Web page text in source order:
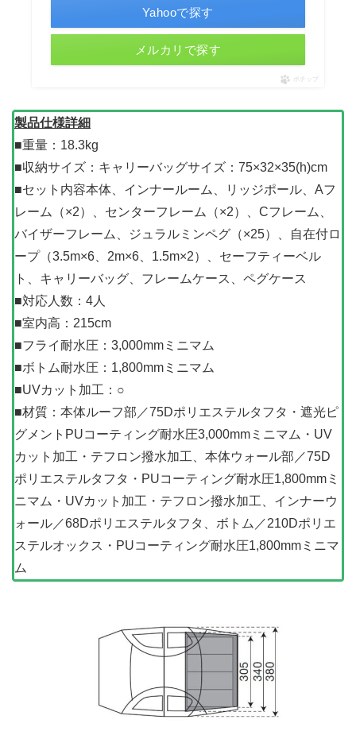
Yahooで探す
メルカリで探す
ポチップ
製品仕様詳細
■重量：18.3kg
■収納サイズ：キャリーバッグサイズ：75×32×35(h)cm
■セット内容本体、インナールーム、リッジポール、Aフ
レーム（×2）、センターフレーム（×2）、Cフレーム、
バイザーフレーム、ジュラルミンペグ（×25）、自在付ロ
ープ（3.5m×6、2m×6、1.5m×2）、セーフティーベル
ト、キャリーバッグ、フレームケース、ペグケース
■対応人数：4人
■室内高：215cm
■フライ耐水圧：3,000mmミニマム
■ボトム耐水圧：1,800mmミニマム
■UVカット加工：○
■材質：本体ルーフ部／75Dポリエステルタフタ・遮光ピ
グメントPUコーティング耐水圧3,000mmミニマム・UV
カット加工・テフロン撥水加工、本体ウォール部／75D
ポリエステルタフタ・PUコーティング耐水圧1,800mmミ
ニマム・UVカット加工・テフロン撥水加工、インナーウ
ォール／68Dポリエステルタフタ、ボトム／210Dポリエ
ステルオックス・PUコーティング耐水圧1,800mmミニマ
ム